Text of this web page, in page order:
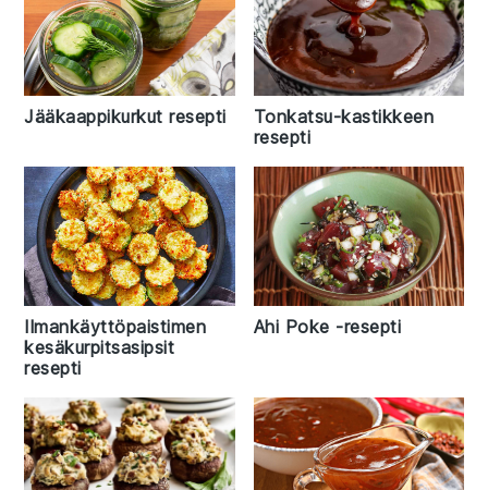
Jääkaappikurkut resepti
Tonkatsu-kastikkeen
resepti
Ilmankäyttöpaistimen
kesäkurpitsasipsit
resepti
Ahi Poke -resepti